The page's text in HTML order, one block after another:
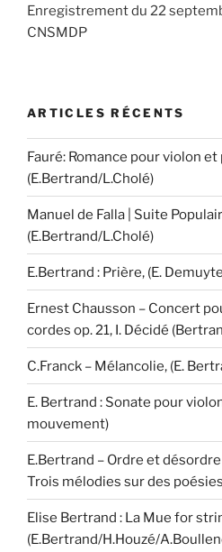
Enregistrement du 22
CNSMDP
ARTICLES RÉCENTS
Fauré: Romance pour violon et
(E.Bertrand/L.Cholé)
Manuel de Falla | Suite
(E.Bertrand/L.Cholé)
E.Bertrand : Prière, (E.
Ernest Chausson – Concert
cordes op. 21, I. Décidé
C.Franck – Mélancolie, (E.
E. Bertrand : Sonate pour
mouvement)
E.Bertrand – Ordre et désordre
Trois mélodies sur des poésies
Elise Bertrand : La Mue for
(E.Bertrand/H.Houzé/